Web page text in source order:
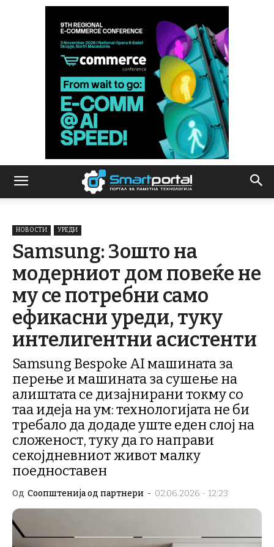
НОВОСТИ УРЕДИ
Samsung: Зошто на
модерниот дом повеќе не
му се потребни само
ефикасни уреди, туку
интелигентни асистенти
Samsung Bespoke AI машината за
перење и машината за сушење на
алиштата се дизајнирани токму со
таа идеја на ум: технологијата не би
требало да додаде уште еден слој на
сложеност, туку да го направи
секојдневниот живот малку
поедноставен
Од Соопштенија од партнери - 02.06.2026 - 12:23